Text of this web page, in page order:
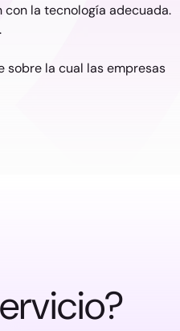
la tecnología adecuada.
.
sobre la cual las empresas